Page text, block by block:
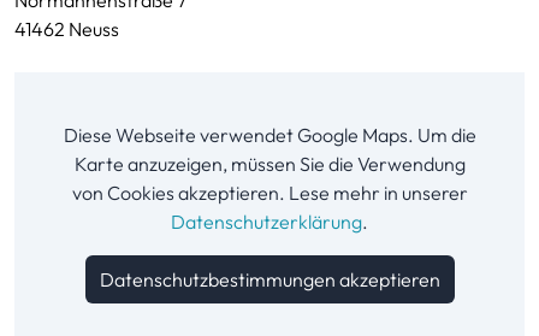
41462 Neuss
Diese Webseite verwendet Google Maps. Um die
Karte anzuzeigen, müssen Sie die Verwendung
von Cookies akzeptieren. Lese mehr in unserer
Datenschutzerklärung.
Datenschutzbestimmungen akzeptieren